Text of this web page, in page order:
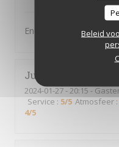
Beleid
Endroit très sympa,
Julie
2024-01-27- 20:15 -
Service : 5/5 Atmosfeer :
4/5